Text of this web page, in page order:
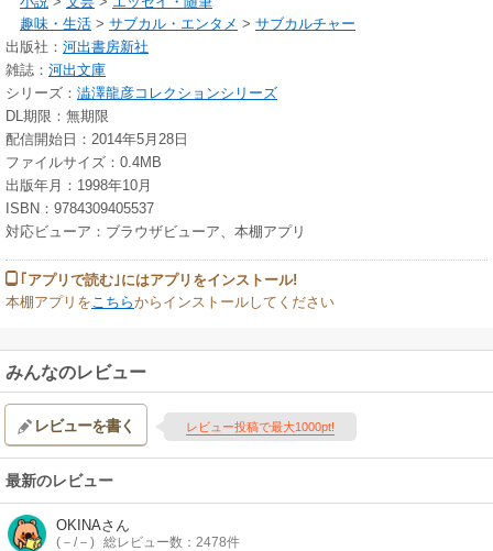
趣味・生活 > サブカル・エンタメ > サブカルチャー
出版社： 河出書房新社
雑誌： 河出文庫
シリーズ： 澁澤龍彦コレクションシリーズ
DL期限：無期限
配信開始日：2014年5月28日
ファイルサイズ：0.4MB
出版年月：1998年10月
ISBN：9784309405537
対応ビューア：ブラウザビューア、本棚アプリ
｢アプリで読む｣にはアプリをインストール!
本棚アプリを こちらからインストールしてください
みんなのレビュー
レビューを書く レビュー投稿で最大1000pt!
最新のレビュー
OKINAさん
(－/－) 総レビュー数：2478件